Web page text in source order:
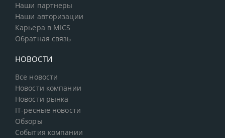
Наши партнеры
Наши авторизации
Карьера в MICS
Обратная связь
НОВОСТИ
Все новости
Новости компании
Новости рынка
IT-ресные новости
Обзоры
События компании